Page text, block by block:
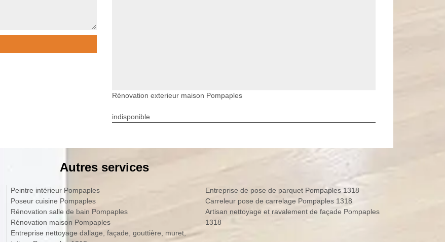
Rénovation exterieur maison Pompaples
indisponible
Autres services
Peintre intérieur Pompaples
Poseur cuisine Pompaples
Rénovation salle de bain Pompaples
Rénovation maison Pompaples
Entreprise nettoyage dallage, façade, gouttière, muret,
Entreprise de pose de parquet Pompaples 1318
Carreleur pose de carrelage Pompaples 1318
Artisan nettoyage et ravalement de façade Pompaples
1318